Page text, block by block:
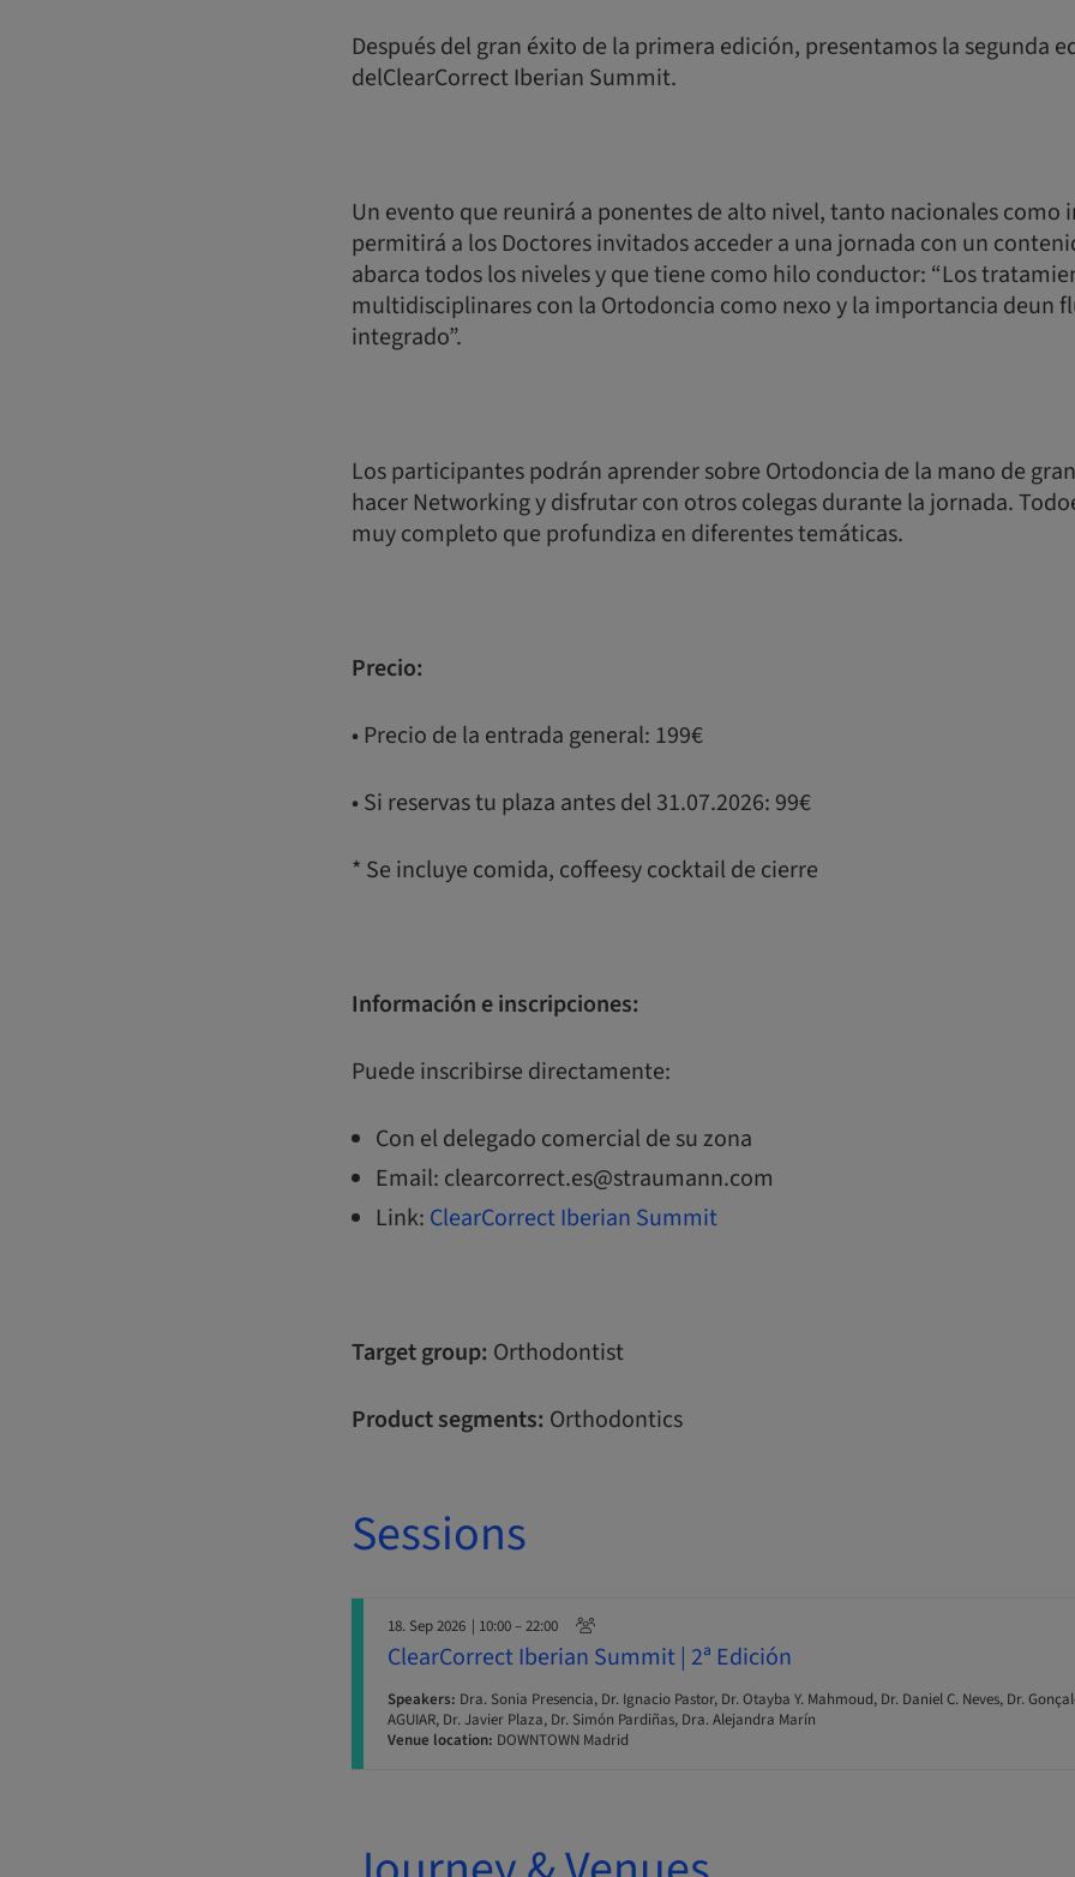
Después del gran éxito de la primera edición, presentamos la segunda
delClearCorrect Iberian Summit.
Un evento que reunirá a ponentes de alto nivel, tanto nacionales como
permitirá a los Doctores invitados acceder a una jornada con un
abarca todos los niveles y que tiene como hilo conductor: “Los
multidisciplinares con la Ortodoncia como nexo y la importancia deun
integrado”.
Los participantes podrán aprender sobre Ortodoncia de la mano de
hacer Networking y disfrutar con otros colegas durante la jornada.
muy completo que profundiza en diferentes temáticas.
Precio:
• Precio de la entrada general: 199€
• Si reservas tu plaza antes del 31.07.2026: 99€
* Se incluye comida, coffeesy cocktail de cierre
Información e inscripciones:
Puede inscribirse directamente:
Con el delegado comercial de su zona
Email: clearcorrect.es@straumann.com
Link: ClearCorrect Iberian Summit
Target group: Orthodontist
Product segments: Orthodontics
Sessions
18. Sep 2026 | 10:00 – 22:00
ClearCorrect Iberian Summit | 2ª Edición
Speakers: Dra. Sonia Presencia, Dr. Ignacio Pastor, Dr. Otayba Y. Mahmoud, Dr. Daniel C. Neves, Dr.
AGUIAR, Dr. Javier Plaza, Dr. Simón Pardiñas, Dra. Alejandra Marín
Venue location: DOWNTOWN Madrid